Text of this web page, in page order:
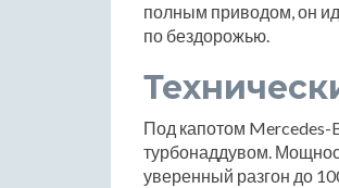
полным приводом, он
по бездорожью.
Под капотом Mercedes-
турбонаддувом.
уверенный разгон до